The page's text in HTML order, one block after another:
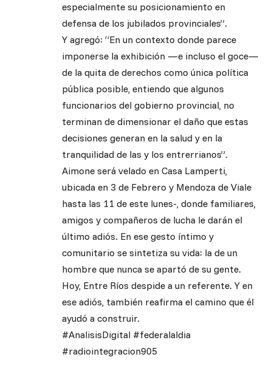
especialmente su posicionamiento en
defensa de los jubilados provinciales”.
Y agregó: “En un contexto donde parece
imponerse la exhibición —e incluso el goce—
de la quita de derechos como única política
pública posible, entiendo que algunos
funcionarios del gobierno provincial, no
terminan de dimensionar el daño que estas
decisiones generan en la salud y en la
tranquilidad de las y los entrerrianos”.
Aimone será velado en Casa Lamperti,
ubicada en 3 de Febrero y Mendoza de Viale
hasta las 11 de este lunes-, donde familiares,
amigos y compañeros de lucha le darán el
último adiós. En ese gesto íntimo y
comunitario se sintetiza su vida: la de un
hombre que nunca se apartó de su gente.
Hoy, Entre Ríos despide a un referente. Y en
ese adiós, también reafirma el camino que él
ayudó a construir.
#AnalisisDigital #federalaldia
#radiointegracion905